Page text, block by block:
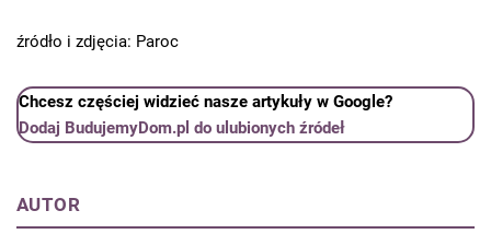
źródło i zdjęcia: Paroc
Chcesz częściej widzieć nasze artykuły w Google?
Dodaj BudujemyDom.pl do ulubionych źródeł
AUTOR